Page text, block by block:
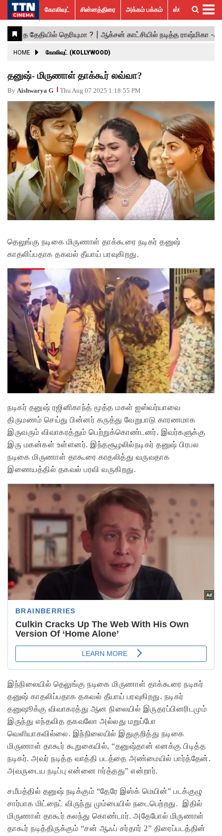
கோலிவுட்
சின்னத்திரை
பாலிவுட்
ஹாலிவுட்
அக்கம்
பக்கம்
ஸ்பெஷல்
ஸ்டோரீஸ்
விமர்சனம்
GALLERY
ACTRESS
ACTORS
MOVIESTILLS
EVENTS
VIDEOS
What’s
Hot
Trending
News
கோலிவுட் சின்னத்திரை அக்கம் பக்கம் ஸ்பெஷல் ஸ்டோரீஸ்
HOME கோலிவுட் (KOLLYWOOD)
தனுஷ்- மிருணாள் தாக்கூர் லவ்வா?
By Aishwarya G Thu Aug 07 2025 1:18:55 PM
தெலுங்கு நடிகை மிருணாள் தாக்கூரை நடிகர் தனுஷ்
காதலிப்பதாக தகவல் தீயாய் பரவுகிறது.
நடிகர் தனுஷ் ரஜினிகாந்த் மூத்த மகள் ஐஸ்வர்யாவை
திருமணம் செய்து பின்னர் கருத்து வேறுபாடு காரணமாக
இருவரும் விவாகரத்தும் பெற்றுக்கொண்டனர். இவர்களுக்கு
இரு மகன்கள் உள்ளனர். இந்தசூழலில்நடிகர் தனுஷ் பிரபல
நடிகை மிருணாள் தாகூரை காதலித்து வருவதாக
இணையத்தில் தகவல் பரவி வருகிறது.
இந்நிலையில் தெலுங்கு நடிகை மிருணாள் தாக்கூரை நடிகர்
தனுஷ் காதலிப்பதாக தகவல் தீயாய் பரவுகிறது. நடிகர்
தனுஷூக்கு விவாகரத்து ஆன நிலையில் இருதரப்பினரிடமும்
இருந்து எந்தவித தகவலோ அல்லது மறுப்போ
வெளியாகவில்லை. இந்நிலையில் இதுகுறித்து நடிகை
மிருணாள் தாகூர் கூறுகையில், “தனுஷ்தான் எனக்கு பிடித்த
நடிகர். அவர் நடித்த வாத்தி படத்தை அண்மையில் பார்த்தேன்.
அவருடைய நடிப்பு என்னை ஈர்த்தது” என்றார்.
சமீபத்தில் தனுஷ் நடிக்கும் “தேரே இஸ்க் மெயின்” படக்குழு
சார்பாக மிட்நைட் விருந்து மும்பையில் நடைபெற்றது. இதில்
மிருணாள் தாகூர் கலந்து கொண்டார். அதேபோல் மிருணாள்
தாகூர் நடித்திருக்கும் “சன் ஆஃப் சர்தார் 2” திரைப்படத்தின்